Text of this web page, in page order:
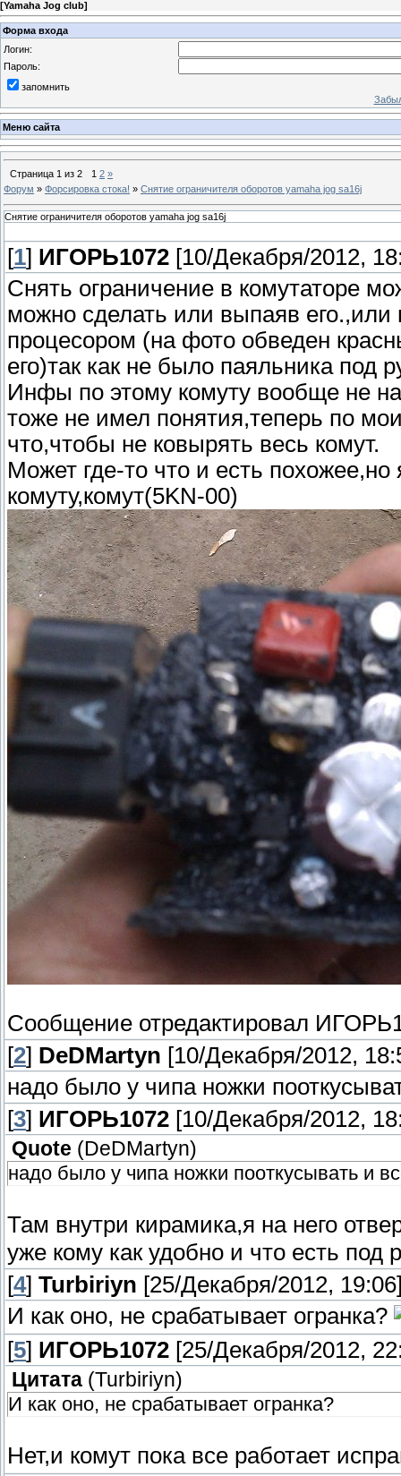
[Yamaha Jog club]
Форма входа
Логин:
Пароль:
запомнить
Меню сайта
Страница 1 из 2 1 2 »
Форум » Форсировка стока! » Снятие ограничителя оборотов yamaha jog sa16j
Снятие ограничителя оборотов yamaha jog sa16j
[1] ИГОРЬ1072 [10/Декабря/2012,
Снять ограничение в комутаторе
можно сделать или выпаяв его.,или
процесором (на фото обведен
его)так как не было паяльника под
Инфы по этому комуту вообще не
тоже не имел понятия,теперь по
что,чтобы не ковырять весь комут.
Может где-то что и есть
комуту,комут(5KN-00)
Сообщение отредактировал
[2] DeDMartyn [10/Декабря/2012,
надо было у чипа ножки
[3] ИГОРЬ1072 [10/Декабря/2012,
Quote ( DeDMartyn)
надо было у чипа ножки пооткусывать и
Там внутри кирамика,я на него
уже кому как удобно и что есть под
[4] Turbiriyn [25/Декабря/2012,
И как оно, не срабатывает огранка?
[5] ИГОРЬ1072 [25/Декабря/2012,
Цитата (Turbiriyn)
И как оно, не срабатывает огранка?
Нет,и комут пока все работает